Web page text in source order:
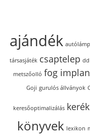
ajándék
társasjáték csaptelep
metszőolló fog
Goji gurulós állványok
keresőoptimalizálás
könyvek lexikon